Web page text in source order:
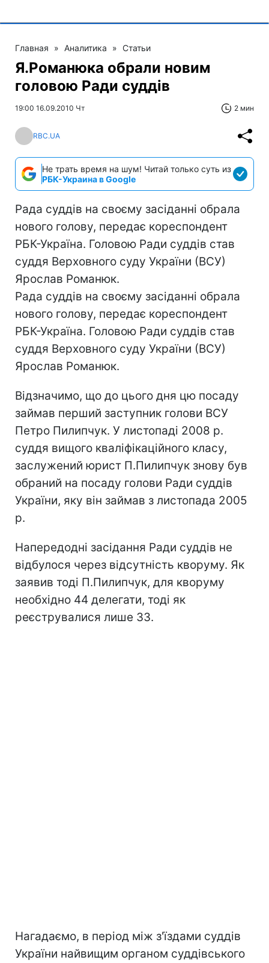
Главная » Аналитика » Статьи
Я.Романюка обрали новим
головою Ради суддів
19:00 16.09.2010 Чт 2 мин
RBC.UA
Не трать время на шум! Читай только суть из
РБК-Украина в Google
Рада суддів на своєму засіданні обрала
нового голову, передає кореспондент
РБК-Україна. Головою Ради суддів став
суддя Верховного суду України (ВСУ)
Ярослав Романюк.
Рада суддів на своєму засіданні обрала
нового голову, передає кореспондент
РБК-Україна. Головою Ради суддів став
суддя Верховного суду України (ВСУ)
Ярослав Романюк.
Відзначимо, що до цього дня цю посаду
займав перший заступник голови ВСУ
Петро Пилипчук. У листопаді 2008 р.
суддя вищого кваліфікаційного класу,
заслужений юрист П.Пилипчук знову був
обраний на посаду голови Ради суддів
України, яку він займав з листопада 2005
р.
Напередодні засідання Ради суддів не
відбулося через відсутність кворуму. Як
заявив тоді П.Пилипчук, для кворуму
необхідно 44 делегати, тоді як
реєструвалися лише 33.
Нагадаємо, в період між з'їздами суддів
України найвищим органом суддівського